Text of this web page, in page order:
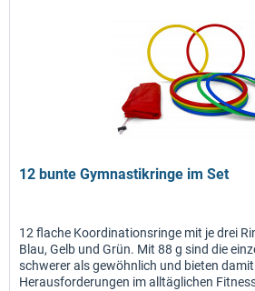
12 bunte Gymnastikringe im Set
12 flache Koordinationsringe mit je drei
Blau, Gelb und Grün. Mit 88 g sind die
schwerer als gewöhnlich und bieten
Herausforderungen im alltäglichen